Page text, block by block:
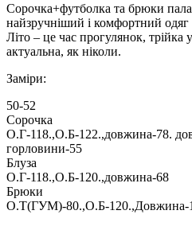
Сорочка+футболка та брюки
найзручніший і комфортний одяг
Літо – це час прогулянок,
актуальна, як ніколи.
Заміри:
50-52
Сорочка
О.Г-118.,О.Б-122.,довжина-78.
горловини-55
Блуза
О.Г-118.,О.Б-120.,довжина-68
Брюки
О.Т(ГУМ)-80.,О.Б-120.,Довжина-